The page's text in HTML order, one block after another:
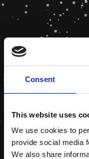
Consent
This website uses
We use cookies to
provide social media
We also share